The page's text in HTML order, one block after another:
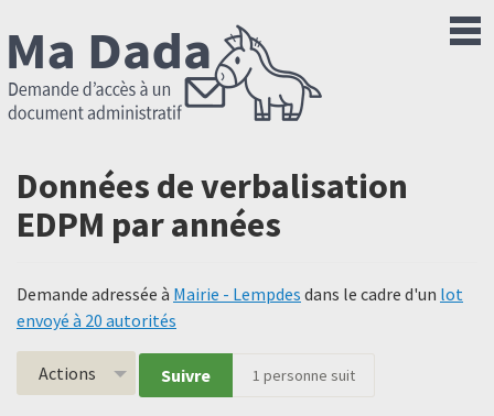
Données de verbalisation
EDPM par années
Demande adressée à Mairie - Lempdes dans le cadre d'un lot
envoyé à 20 autorités
Actions Suivre 1 personne suit